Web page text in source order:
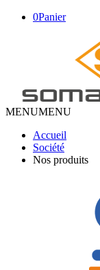
0Panier
MENUMENU
Accueil
Société
Nos produits